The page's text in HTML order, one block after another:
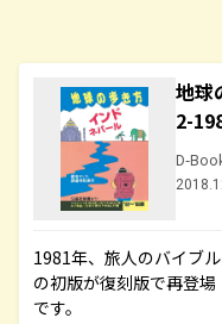
地球
2-
D-
1981年、旅人のバイブ
の初版が復刻版で再登
です。